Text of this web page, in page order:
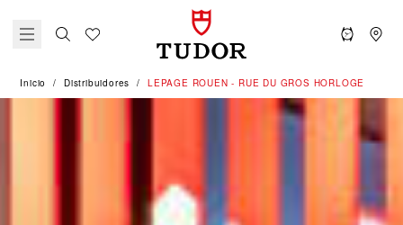
Inicio Distribuidores ‭LEPAGE ROUEN - RUE DU GROS HORLOGE‬